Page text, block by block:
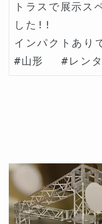
トラスで展示ス
した!!
インパクトあり